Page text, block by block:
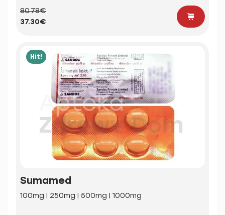
80.78€
37.30€
Hit!
Sumamed
100mg | 250mg | 500mg | 1000mg